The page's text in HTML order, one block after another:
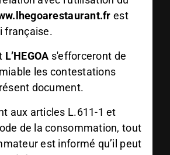
est
française.
L’HEGOA s'efforceront de
les contestations
document.
aux articles L.611-1 et
de la consommation, tout
est informé qu’il peut